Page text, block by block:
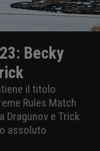
Becky
il titolo
Rules Match
Dragunov e Trick
assoluto